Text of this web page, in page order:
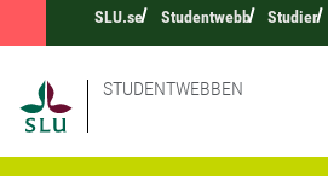
SLU.se Studentwebb Studier
STUDENTWEBBEN